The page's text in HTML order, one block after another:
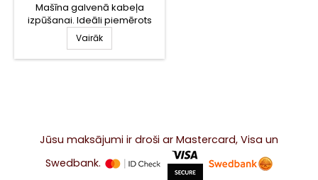
Mašīna galvenā kabeļa
izpūšanai. Ideāli piemērots
cauruļu iepūšanai caurulēs.
MultiFlow RAPID ir paredzēts
vairāku mikrokanālu
Pagatavošanas laiks: 8-10
min; Pūtiena attālums (gaisā):
līdz 5 000 m; Pūšanas
Vairāk
Jūsu maksājumi ir droši ar Mastercard, Visa un
Swedbank.